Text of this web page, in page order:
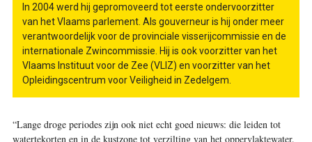
In 2004 werd hij gepromoveerd tot eerste ondervoorzitter
van het Vlaams parlement. Als gouverneur is hij onder meer
verantwoordelijk voor de provinciale visserijcommissie en de
internationale Zwincommissie. Hij is ook voorzitter van het
Vlaams Instituut voor de Zee (VLIZ) en voorzitter van het
Opleidingscentrum voor Veiligheid in Zedelgem.
“Lange droge periodes zijn ook niet echt goed nieuws: die leiden tot
watertekorten en in de kustzone tot verzilting van het oppervlaktewater,